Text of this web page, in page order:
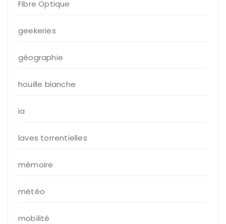
Fibre Optique
geekeries
géographie
houille blanche
ia
laves torrentielles
mémoire
météo
mobilité